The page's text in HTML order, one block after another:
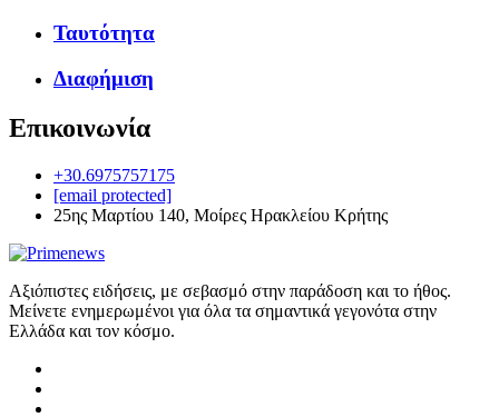
Ταυτότητα
Διαφήμιση
Επικοινωνία
+30.6975757175
[email protected]
25ης Μαρτίου 140, Μοίρες Ηρακλείου Κρήτης
Αξιόπιστες ειδήσεις, με σεβασμό στην παράδοση και το ήθος.
Μείνετε ενημερωμένοι για όλα τα σημαντικά γεγονότα στην
Ελλάδα και τον κόσμο.